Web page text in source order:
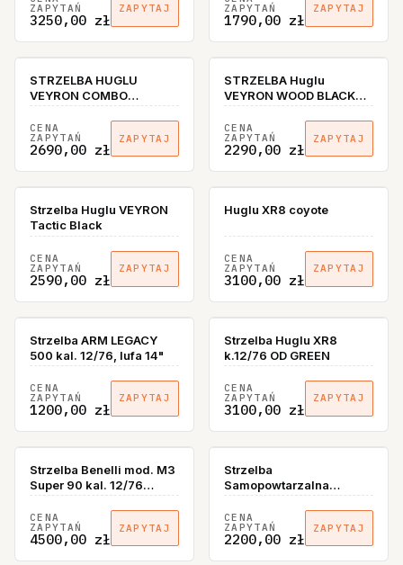
ZAPYTAŃ
3250,00 zł
ZAPYTAJ ZAPYTAŃ
1790,00 zł
ZAPYTAJ
STRZELBA HUGLU
VEYRON COMBO
STNTETIC BLACK SLUG
CENA
ZAPYTAŃ
2690,00 zł
ZAPYTAJ
STRZELBA Huglu
VEYRON WOOD BLACK
12/76
CENA
ZAPYTAŃ
2290,00 zł
ZAPYTAJ
Strzelba Huglu VEYRON
Tactic Black
CENA
ZAPYTAŃ
2590,00 zł
ZAPYTAJ
Huglu XR8 coyote
CENA
ZAPYTAŃ
3100,00 zł
ZAPYTAJ
Strzelba ARM LEGACY
500 kal. 12/76, lufa 14"
CENA
ZAPYTAŃ
1200,00 zł
ZAPYTAJ
Strzelba Huglu XR8
k.12/76 OD GREEN
CENA
ZAPYTAŃ
3100,00 zł
ZAPYTAJ
Strzelba Benelli mod. M3
Super 90 kal. 12/76
dwusystemowa-
powtarzalna/samopowtarzalna
CENA
ZAPYTAŃ
4500,00 zł
ZAPYTAJ
Strzelba
Samopowtarzalna
REXIMEX RS 212 Magna
12Ga 66 cm
CENA
ZAPYTAŃ
2200,00 zł
ZAPYTAJ